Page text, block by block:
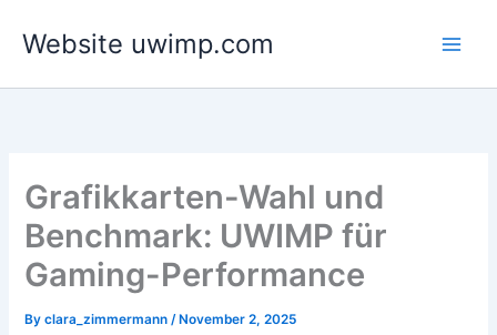
Website uwimp.com
Grafikkarten-Wahl und
Benchmark: UWIMP für
Gaming-Performance
Byclara_zimmermann/ November 2, 2025